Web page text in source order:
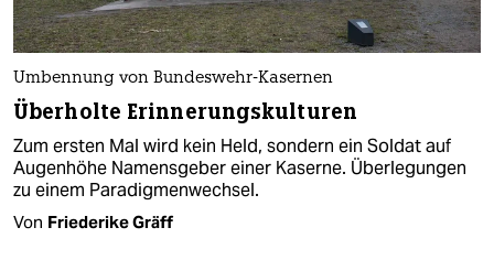
Umbennung von Bundeswehr-Kasernen
Überholte Erinnerungskulturen
Zum ersten Mal wird kein Held, sondern ein Soldat auf
Augenhöhe Namensgeber einer Kaserne. Überlegungen
zu einem Paradigmenwechsel.
Von Friederike Gräff